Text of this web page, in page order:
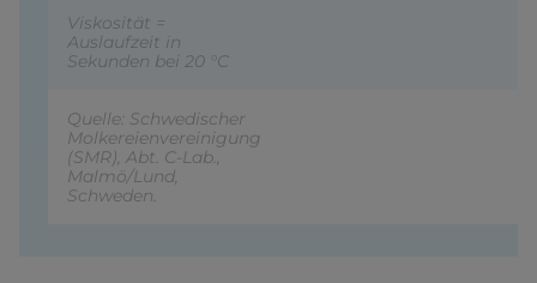
Viskosität =
Auslaufzeit in
Sekunden bei 20 °C
Quelle: Schwedischer
Molkereienvereinigung
(SMR), Abt. C-Lab.,
Malmö/Lund,
Schweden.